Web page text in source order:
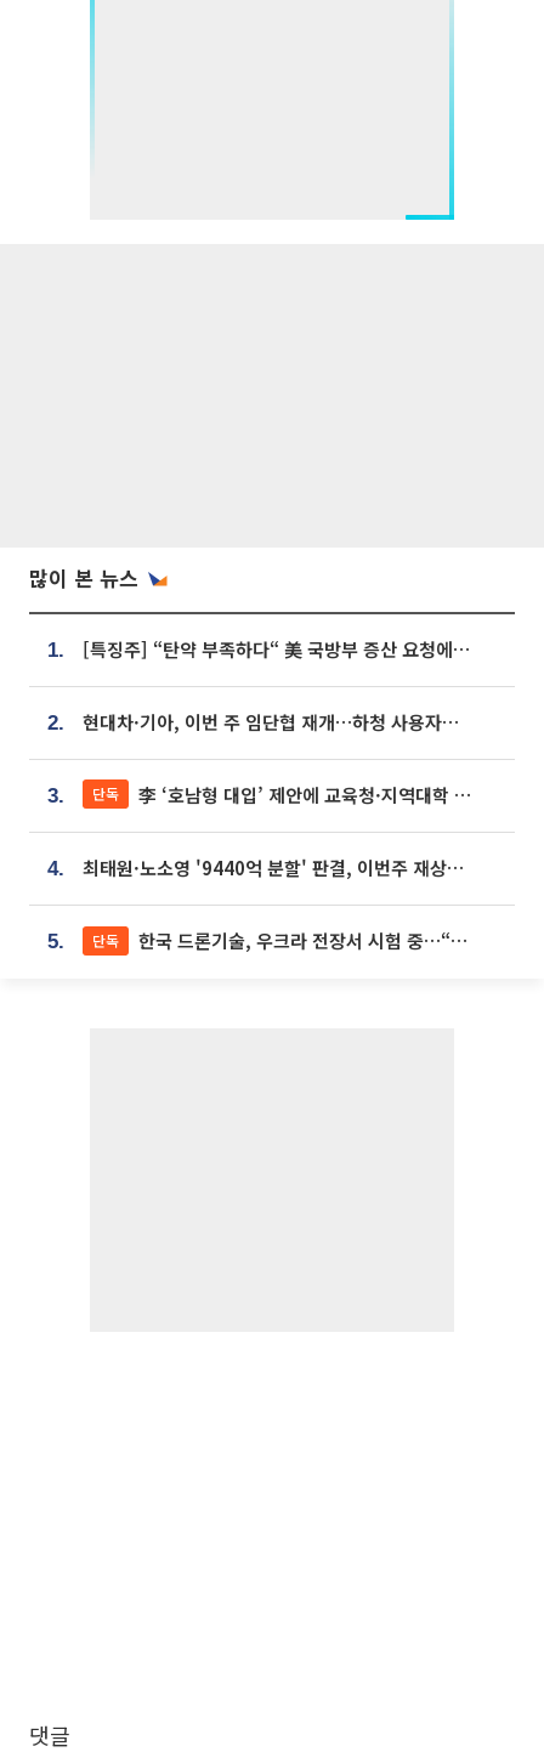
많이 본 뉴스
1. [특징주] “탄약 부족하다“ 美 국방부 증산 요청에⋯국내 방산주 급등세
2. 현대차·기아, 이번 주 임단협 재개…하청 사용자성 재심도 ‘변수’
3. 단독 李 ‘호남형 대입’ 제안에 교육청·지역대학 서·논술형 입시 연계 '착수'
4. 최태원·노소영 '9440억 분할' 판결, 이번주 재상고 여부 주목
5. 단독 한국 드론기술, 우크라 전장서 시험 중…“스타트업 여러 곳 참여”
댓글